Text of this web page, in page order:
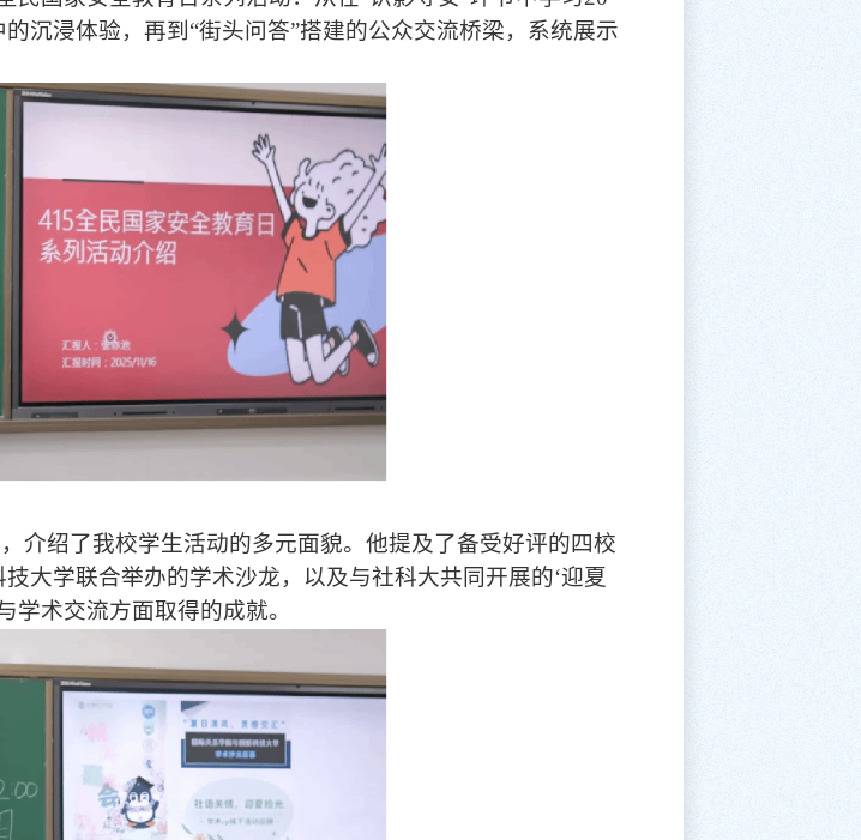
沉浸体验，再到“街头问答”搭建的公众交流桥梁，系统展示
介绍了我校学生活动的多元面貌。他提及了备受好评的四校
大学联合举办的学术沙龙，以及与社科大共同开展的‘迎夏
学术交流方面取得的成就。